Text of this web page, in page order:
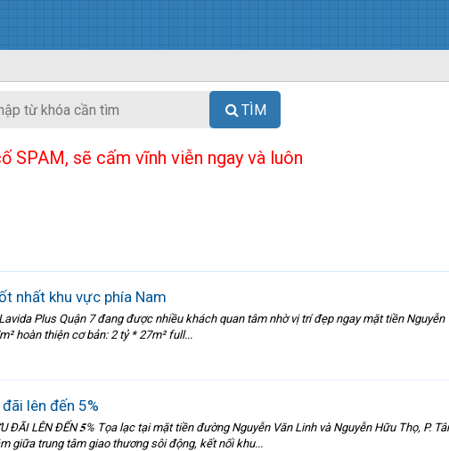
TÌM
SPAM, sẽ cấm vĩnh viễn ngay và luôn
nhất khu vực phía Nam
Plus Quận 7 đang được nhiều khách quan tâm nhờ vị trí đẹp ngay mặt tiền
hoàn thiện cơ bản: 2 tỷ * 27m² full...
lên đến 5%
LÊN ĐẾN 𝟓% Tọa lạc tại mặt tiền đường Nguyễn Văn Linh và Nguyễn Hữu Thọ, P.
giữa trung tâm giao thương sôi động, kết nối khu...